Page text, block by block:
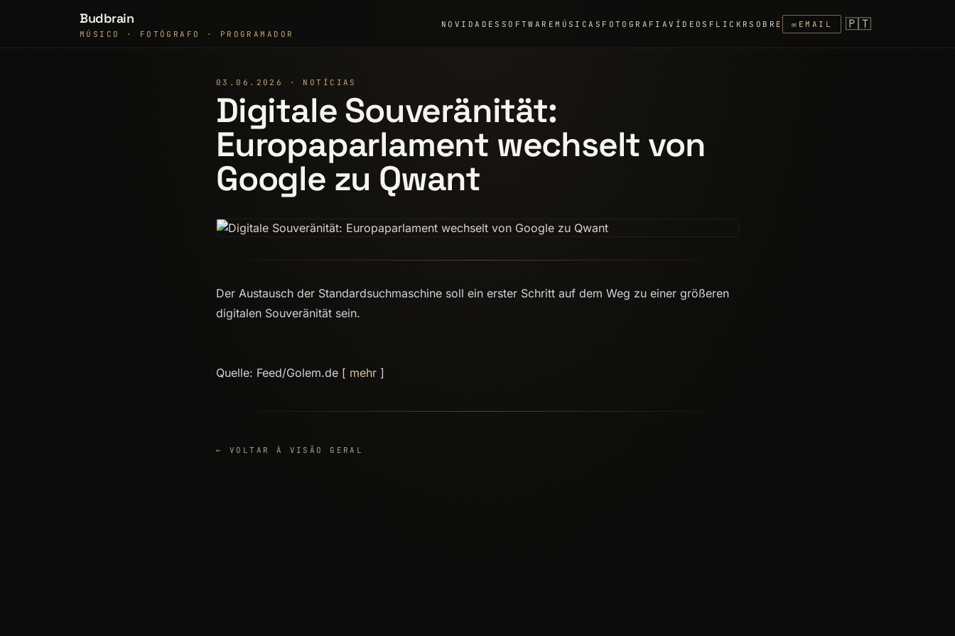
Budbrain
MÚSICO · FOTÓGRAFO · PROGRAMADOR
NOVIDADES SOFTWAREMÚSICAS FOTOGRAFIAVÍDEOS FLICKR SOBRE ✉ EMAIL 🇵🇹
03.06.2026 · NOTÍCIAS
Digitale Souveränität:
Europaparlament wechselt von
Google zu Qwant
Der Austausch der Standardsuchmaschine soll ein erster Schritt auf dem Weg zu einer größeren
digitalen Souveränität sein.
Quelle: Feed/Golem.de [ mehr ]
← VOLTAR À VISÃO GERAL